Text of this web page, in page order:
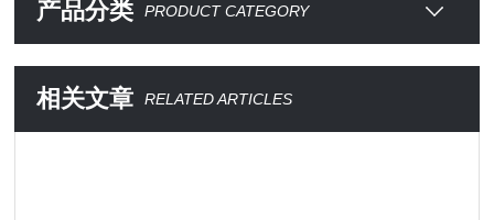
产品分类 PRODUCT CATEGORY
相关文章 RELATED ARTICLES